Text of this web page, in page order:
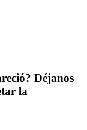
Déjanos
la